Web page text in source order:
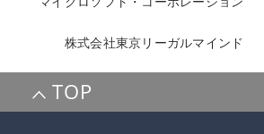
株式会社東京リーガルマインド
TOP